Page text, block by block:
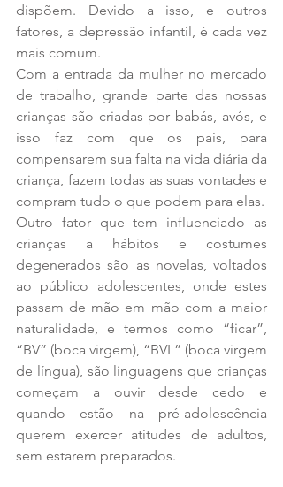
dispõem. Devido a isso, e outros
fatores, a depressão infantil, é cada vez
mais comum.
Com a entrada da mulher no mercado
de trabalho, grande parte das nossas
crianças são criadas por babás, avós, e
isso faz com que os pais, para
compensarem sua falta na vida diária da
criança, fazem todas as suas vontades e
compram tudo o que podem para elas.
Outro fator que tem influenciado as
crianças a hábitos e costumes
degenerados são as novelas, voltados
ao público adolescentes, onde estes
passam de mão em mão com a maior
naturalidade, e termos como “ficar”,
“BV” (boca virgem), “BVL” (boca virgem
de língua), são linguagens que crianças
começam a ouvir desde cedo e
quando estão na pré-adolescência
querem exercer atitudes de adultos,
sem estarem preparados.